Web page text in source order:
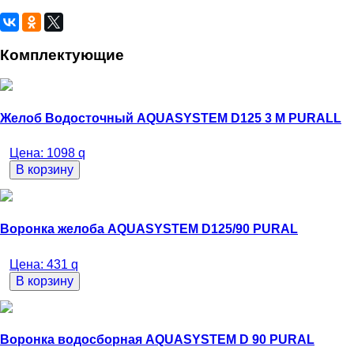
Комплектующие
Желоб Водосточный AQUASYSTEM D125 3 М PURALL
Цена: 1098 q
В корзину
Воронка желоба AQUASYSTEM D125/90 PURAL
Цена: 431 q
В корзину
Воронка водосборная AQUASYSTEM D 90 PURAL